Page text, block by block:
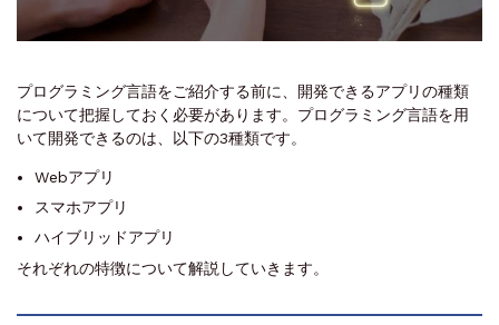
プログラミング言語をご紹介する前に、開発できるアプリの種類
について把握しておく必要があります。プログラミング言語を用
いて開発できるのは、以下の3種類です。
Webアプリ
スマホアプリ
ハイブリッドアプリ
それぞれの特徴について解説していきます。